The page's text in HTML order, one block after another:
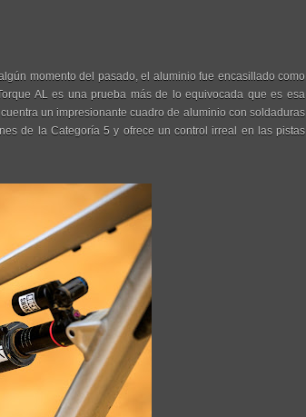
momento del pasado, el aluminio fue encasillado como
AL es una prueba más de lo equivocada que es esa
un impresionante cuadro de aluminio con soldaduras
de la Categoría 5 y ofrece un control irreal en las pistas